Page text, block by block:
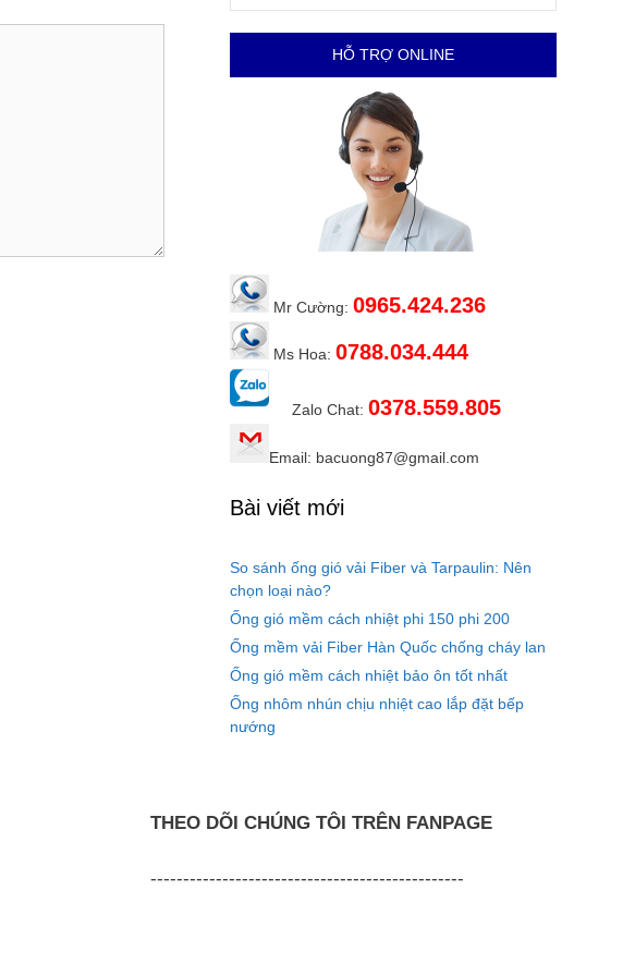
HỖ TRỢ ONLINE
Mr Cường: 0965.424.236
Ms Hoa: 0788.034.444
Zalo Chat: 0378.559.805
Email: bacuong87@gmail.com
Bài viết mới
So sánh ống gió vải Fiber và Tarpaulin: Nên
chọn loại nào?
Ống gió mềm cách nhiệt phi 150 phi 200
Ống mềm vải Fiber Hàn Quốc chống cháy lan
Ống gió mềm cách nhiệt bảo ôn tốt nhất
Ống nhôm nhún chịu nhiệt cao lắp đặt bếp
nướng
THEO DÕI CHÚNG TÔI TRÊN FANPAGE
------------------------------------------------